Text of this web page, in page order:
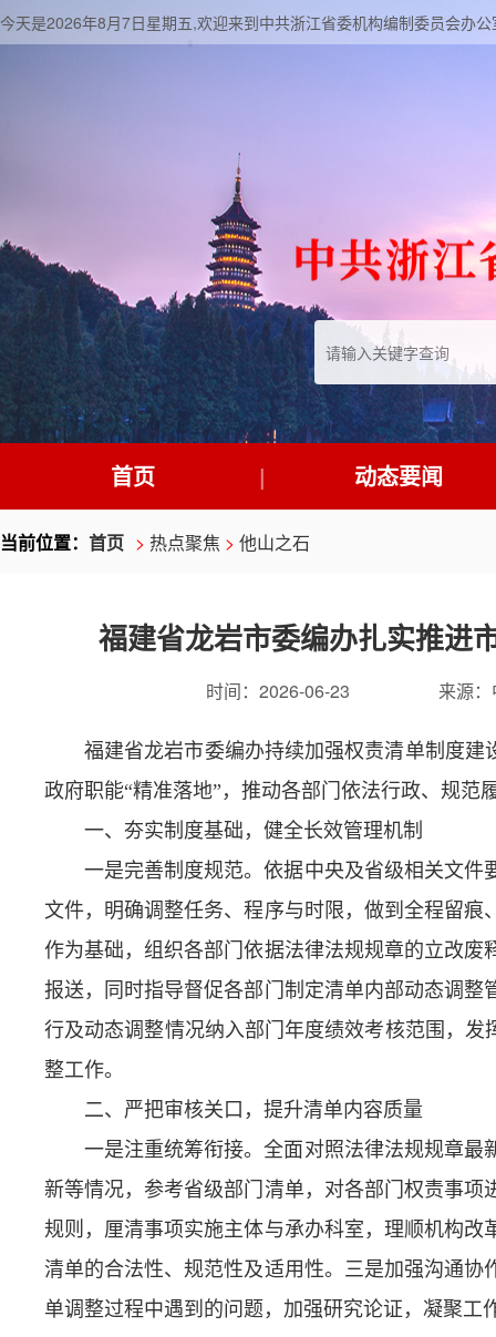
今天是2026年8月7日星期五,欢迎来到中共浙江省委机构编制委员会办
首页 动态要闻
当前位置： 首页 > 热点聚焦 > 他山之石
福建省龙岩市委编办扎实推进
时间： 2026-06-23 来源：
福建省龙岩市委编办持续加强权责清单制度建
政府职能“精准落地”，推动各部门依法行政、规范
一、夯实制度基础，健全长效管理机制
一是完善制度规范。依据中央及省级相关文
文件，明确调整任务、程序与时限，做到全程留
作为基础，组织各部门依据法律法规规章的立改
报送，同时指导督促各部门制定清单内部动态调
行及动态调整情况纳入部门年度绩效考核范围，
整工作。
二、严把审核关口，提升清单内容质量
一是注重统筹衔接。全面对照法律法规规章
新等情况，参考省级部门清单，对各部门权责事
规则，厘清事项实施主体与承办科室，理顺机构
清单的合法性、规范性及适用性。三是加强沟通
单调整过程中遇到的问题，加强研究论证，凝聚工